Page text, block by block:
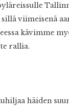
viimeisenä
kävimme
rallia.
häiden